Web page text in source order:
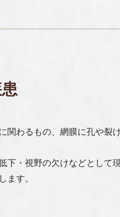
関わるもの、網膜に孔や裂
下・視野の欠けなどとして
ます。